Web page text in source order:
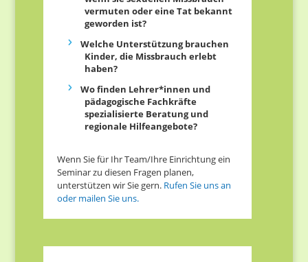
vermuten oder eine Tat bekannt
geworden ist?
Welche Unterstützung brauchen
Kinder, die Missbrauch erlebt
haben?
Wo finden Lehrer*innen und
pädagogische Fachkräfte
spezialisierte Beratung und
regionale Hilfeangebote?
Wenn Sie für Ihr Team/Ihre Einrichtung ein
Seminar zu diesen Fragen planen,
unterstützen wir Sie gern. Rufen Sie uns an
oder mailen Sie uns.